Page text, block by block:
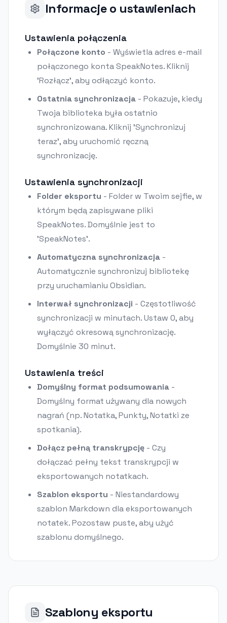
Informacje o ustawieniach
Ustawienia połączenia
Połączone konto - Wyświetla adres e-mail
połączonego konta SpeakNotes. Kliknij
'Rozłącz', aby odłączyć konto.
Ostatnia synchronizacja - Pokazuje, kiedy
Twoja biblioteka była ostatnio
synchronizowana. Kliknij 'Synchronizuj
teraz', aby uruchomić ręczną
synchronizację.
Ustawienia synchronizacji
Folder eksportu - Folder w Twoim sejfie, w
którym będą zapisywane pliki
SpeakNotes. Domyślnie jest to
'SpeakNotes'.
Automatyczna synchronizacja -
Automatycznie synchronizuj bibliotekę
przy uruchamianiu Obsidian.
Interwał synchronizacji - Częstotliwość
synchronizacji w minutach. Ustaw 0, aby
wyłączyć okresową synchronizację.
Domyślnie 30 minut.
Ustawienia treści
Domyślny format podsumowania -
Domyślny format używany dla nowych
nagrań (np. Notatka, Punkty, Notatki ze
spotkania).
Dołącz pełną transkrypcję - Czy
dołączać pełny tekst transkrypcji w
eksportowanych notatkach.
Szablon eksportu - Niestandardowy
szablon Markdown dla eksportowanych
notatek. Pozostaw puste, aby użyć
szablonu domyślnego.
Szablony eksportu